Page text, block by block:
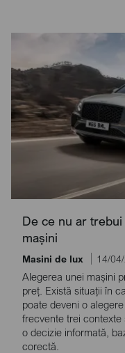
De ce nu ar
mașini
Masini de lux 14/
Alegerea unei mașini
preț. Există situații în
poate deveni o
frecvente trei
o decizie informată,
corectă.